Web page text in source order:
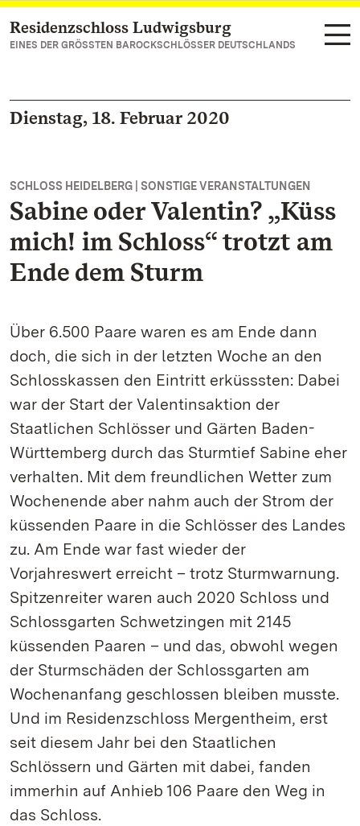
Zum Hauptinhalt springen
Residenzschloss Ludwigsburg
EINES DER GRÖSSTEN BAROCKSCHLÖSSER DEUTSCHLANDS
Dienstag, 18. Februar 2020
SCHLOSS HEIDELBERG | SONSTIGE VERANSTALTUNGEN
Sabine oder Valentin? „Küss
mich! im Schloss“ trotzt am
Ende dem Sturm
Über 6.500 Paare waren es am Ende dann
doch, die sich in der letzten Woche an den
Schlosskassen den Eintritt erküsssten: Dabei
war der Start der Valentinsaktion der
Staatlichen Schlösser und Gärten Baden-
Württemberg durch das Sturmtief Sabine eher
verhalten. Mit dem freundlichen Wetter zum
Wochenende aber nahm auch der Strom der
küssenden Paare in die Schlösser des Landes
zu. Am Ende war fast wieder der
Vorjahreswert erreicht – trotz Sturmwarnung.
Spitzenreiter waren auch 2020 Schloss und
Schlossgarten Schwetzingen mit 2145
küssenden Paaren – und das, obwohl wegen
der Sturmschäden der Schlossgarten am
Wochenanfang geschlossen bleiben musste.
Und im Residenzschloss Mergentheim, erst
seit diesem Jahr bei den Staatlichen
Schlössern und Gärten mit dabei, fanden
immerhin auf Anhieb 106 Paare den Weg in
das Schloss.